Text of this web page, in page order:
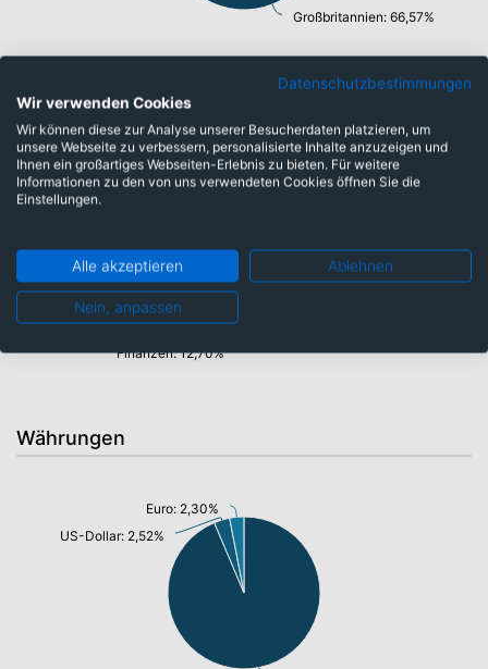
Großbritannien: 66,57%
Branchen
Finanzen: 12,70%
Informationstechnologie/ Telekommunikation: 7,79%
Immobilien: 7,60%
Rohstoffe: 5,17%
Energie: 1,16%
Währungen
US-Dollar: 2,52%
Euro: 2,30%
Datenschutzbestimmungen
Wir verwenden Cookies
Wir können diese zur Analyse unserer Besucherdaten platzieren, um
unsere Webseite zu verbessern, personalisierte Inhalte anzuzeigen und
Ihnen ein großartiges Webseiten-Erlebnis zu bieten. Für weitere
Informationen zu den von uns verwendeten Cookies öffnen Sie die
Einstellungen.
Alle akzeptieren Ablehnen
Nein, anpassen